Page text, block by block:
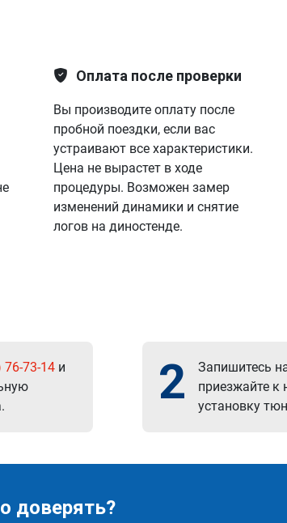
Оплата после проверки
Вы производите оплату после
пробной поездки, если вас
устраивают все характеристики.
Цена не вырастет в ходе
процедуры. Возможен замер
изменений динамики и снятие
логов на диностенде.
76-73-14 и
2
Запишитесь
приезжайте к
установку
доверять?